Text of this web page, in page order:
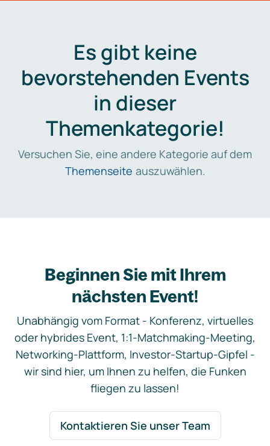
Es gibt keine
bevorstehenden Events
in dieser
Themenkategorie!
Versuchen Sie, eine andere Kategorie auf dem
Themenseite auszuwählen.
Beginnen Sie mit Ihrem
nächsten Event!
Unabhängig vom Format - Konferenz, virtuelles
oder hybrides Event, 1:1-Matchmaking-Meeting,
Networking-Plattform, Investor-Startup-Gipfel -
wir sind hier, um Ihnen zu helfen, die Funken
fliegen zu lassen!
Kontaktieren Sie unser Team